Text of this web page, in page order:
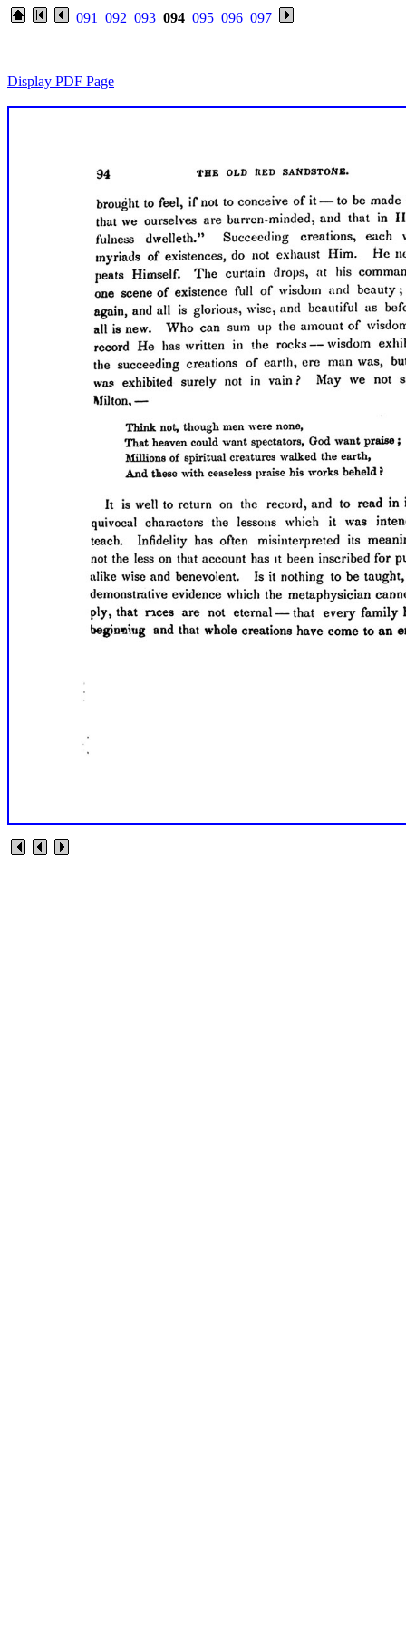
091 092 093 094 095 096 097
Display PDF Page